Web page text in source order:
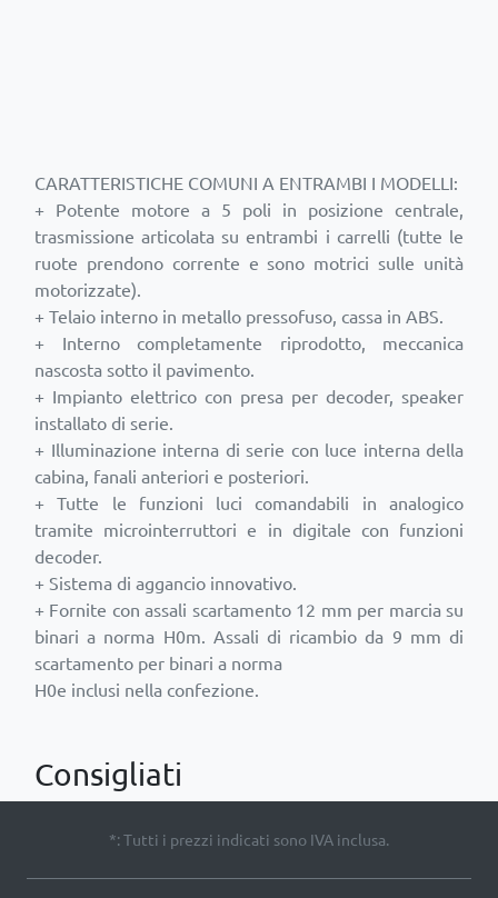
CARATTERISTICHE COMUNI A ENTRAMBI I MODELLI:
+ Potente motore a 5 poli in posizione centrale,
trasmissione articolata su entrambi i carrelli (tutte le
ruote prendono corrente e sono motrici sulle unità
motorizzate).
+ Telaio interno in metallo pressofuso, cassa in ABS.
+ Interno completamente riprodotto, meccanica
nascosta sotto il pavimento.
+ Impianto elettrico con presa per decoder, speaker
installato di serie.
+ Illuminazione interna di serie con luce interna della
cabina, fanali anteriori e posteriori.
+ Tutte le funzioni luci comandabili in analogico
tramite microinterruttori e in digitale con funzioni
decoder.
+ Sistema di aggancio innovativo.
+ Fornite con assali scartamento 12 mm per marcia su
binari a norma H0m. Assali di ricambio da 9 mm di
scartamento per binari a norma
H0e inclusi nella confezione.
Consigliati
*: Tutti i prezzi indicati sono IVA inclusa.